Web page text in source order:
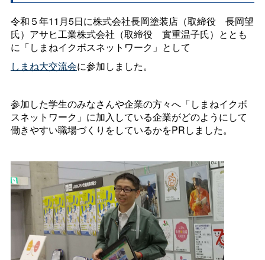
令和５年11月5日に株式会社長岡塗装店（取締役 長岡望
氏）アサヒ工業株式会社（取締役 實重温子氏）ととも
に「しまねイクボスネットワーク」として
しまね大交流会に参加しました。
参加した学生のみなさんや企業の方々へ「しまねイクボ
スネットワーク」に加入している企業がどのようにして
働きやすい職場づくりをしているかをPRしました。